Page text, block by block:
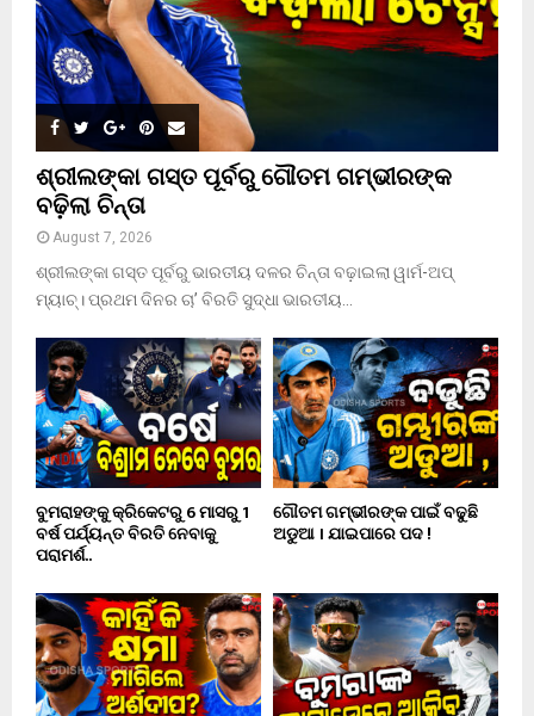
H
ଶ୍ରୀଲଙ୍କା ଗସ୍ତ ପୂର୍ବରୁ ଗୌତମ ଗମ୍ଭୀରଙ୍କ
ବଢ଼ିଲା ଚିନ୍ତା
August 7, 2026
ଶ୍ରୀଲଙ୍କା ଗସ୍ତ ପୂର୍ବରୁ ଭାରତୀୟ ଦଳର ଚିନ୍ତା ବଢ଼ାଇଲା ୱାର୍ମ-ଅପ୍
ମ୍ୟାଚ୍। ପ୍ରଥମ ଦିନର ଚା’ ବିରତି ସୁଦ୍ଧା ଭାରତୀୟ...
ବୁମରାହଙ୍କୁ କ୍ରିକେଟରୁ 6 ମାସରୁ 1
ବର୍ଷ ପର୍ଯ୍ୟନ୍ତ ବିରତି ନେବାକୁ
ପରାମର୍ଶ..
ଗୌତମ ଗମ୍ଭୀରଙ୍କ ପାଇଁ ବଢୁଛି
ଅଡୁଆ । ଯାଇପାରେ ପଦ !